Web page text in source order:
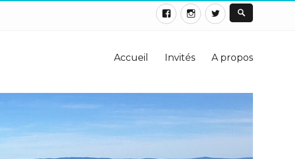
Accueil Invités A propos